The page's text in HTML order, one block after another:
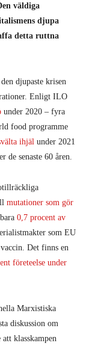
väldiga
djupa
detta ruttna
djupaste krisen
Enligt ILO
under 2020 – fyra
food programme
ihjäl under 2021
senaste 60 åren.
mutationer som gör
0,7 procent av
som EU
Det finns en
företeelse under
Marxistiska
diskussion om
klasskampen